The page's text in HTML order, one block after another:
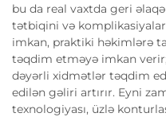
bu da real vaxtda geri
tətbiqini və
imkan, praktiki həkimlərə
təqdim etməyə imkan
dəyərli xidmətlər təqdim
edilən gəliri artırır. Eyni
texnologiyası, üzlə